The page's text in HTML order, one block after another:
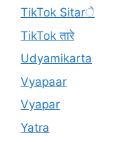
TikTok Sitarे
TikTok तारे
Udyamikarta
Vyapaar
Vyapar
Yatra